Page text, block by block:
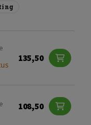
135,50
108,50